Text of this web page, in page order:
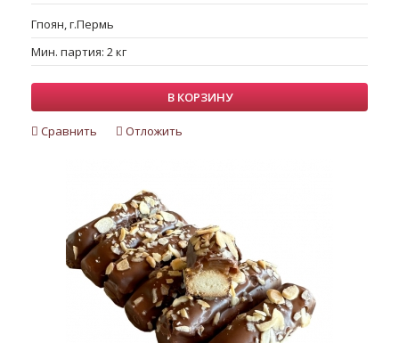
Гпоян, г.Пермь
Мин. партия: 2 кг
В КОРЗИНУ
Сравнить Отложить